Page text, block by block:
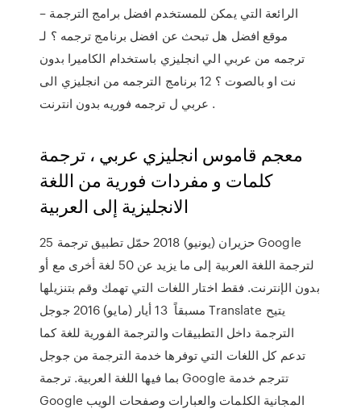
الرائعة التي يمكن للمستخدم افضل برامج الترجمة –
موقع افضل هل تبحث عن افضل برنامج ترجمه ؟ لـ
ترجمه من عربي الي انجليزي باستخدام الكاميرا بدون
نت او بالصوت ؟ 12 برنامج الترجمه من انجليزي الى
عربي ل ترجمه فوريه بدون انترنت .
معجم قاموس انجليزي عربي ، ترجمة
كلمات و مفردات فورية من اللغة
الانجليزية إلى العربية
25 حزيران (يونيو) 2018 حمّل تطبيق ترجمة Google
لترجمة اللغة العربية إلى ما يزيد عن 50 لغة أخرى مع أو
بدون الإنترنت. فقط اختار اللغات التي تهمك وقم بتنزيلها
مسبقاً 13 أيار (مايو) 2016 جوجل Translate يتيح
الترجمة داخل التطبيقات والترجمة الفورية للغة كما
تدعم كل اللغات التي توفرها خدمة الترجمة من جوجل
بما فيها اللغة العربية. ترجمة Google تترجم خدمة
Google المجانية الكلمات والعبارات وصفحات الويب